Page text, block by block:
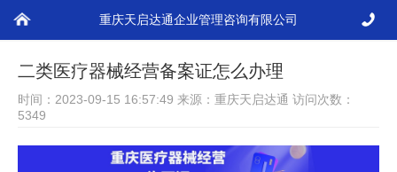
重庆天启达通企业管理咨询有限公司
您现在的位置： 天启达通>服务项目>资质办理
二类医疗器械经营备案证怎么办理
时间：2023-09-15 16:57:49 来源：重庆天启达通 访问次数：
5349